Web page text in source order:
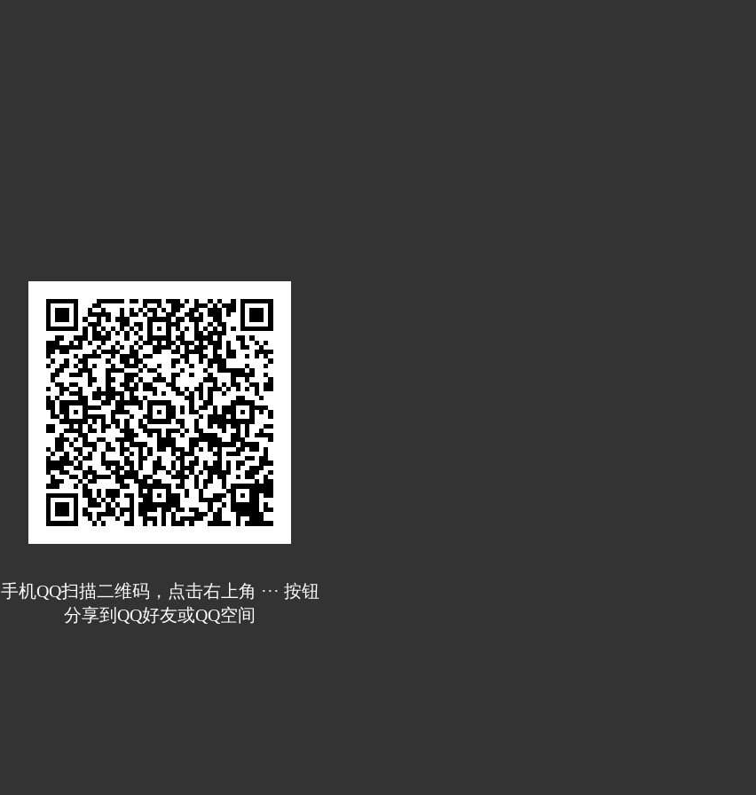
手机QQ扫描二维码，点击右上角 ··· 按钮
分享到QQ好友或QQ空间